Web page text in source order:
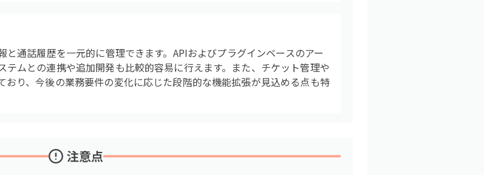
と通話履歴を一元的に管理できます。APIおよびプラグインベースのアー
ムとの連携や追加開発も比較的容易に行えます。また、チケット管理や
おり、今後の業務要件の変化に応じた段階的な機能拡張が見込める点も特
注意点